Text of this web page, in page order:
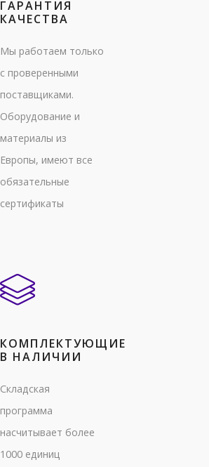
ГАРАНТИЯ
КАЧЕСТВА
Мы работаем только
с проверенными
поставщиками.
Оборудование и
материалы из
Европы, имеют все
обязательные
сертификаты
КОМПЛЕКТУЮЩИЕ
В НАЛИЧИИ
Складская
программа
насчитывает более
1000 единиц